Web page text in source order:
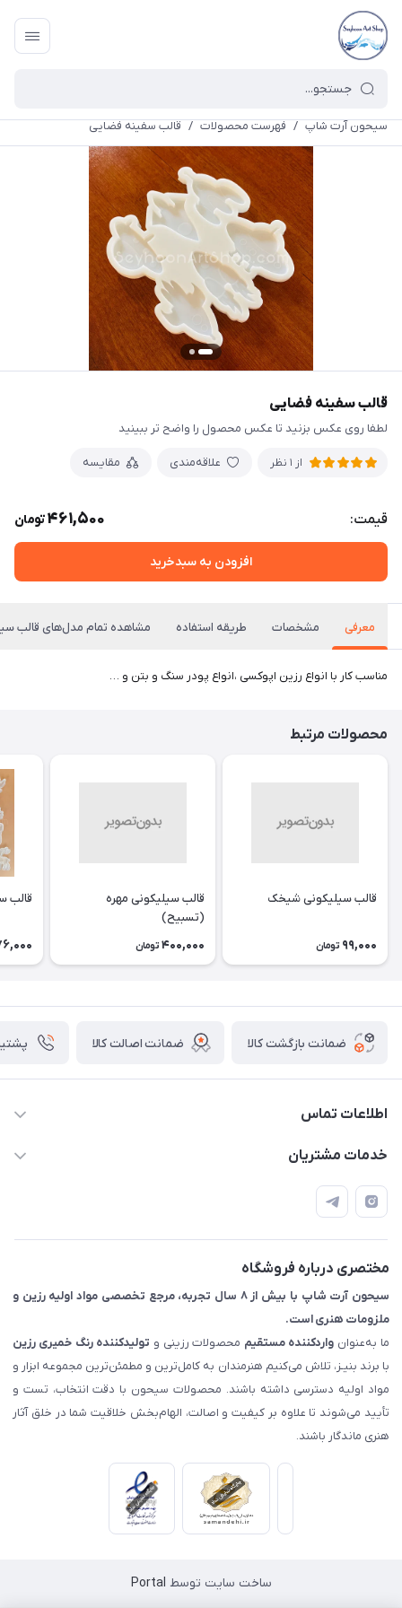
سیحون آرت شاپ / فهرست محصولات / قالب سفینه فضایی
قالب سفینه فضایی
لطفا روی عکس بزنید تا عکس محصول را واضح تر ببینید
از 1 نظر علاقه‌مندی مقایسه
قیمت: 461,500تومان
افزودن به سبدخرید
معرفی مشخصات طریقه استفاده مشاهده تمام مدل‌های قالب
مناسب کار با انواع رزین اپوکسی ،انواع پودر سنگ و بتن و …
محصولات مرتبط
قالب سیلیکونی شیخک
99,000 تومان
قالب سیلیکونی مهره
(تسبیح)
400,000 تومان
قالب
ضمانت بازگشت کالا ضمانت اصالت کالا
اطلاعات تماس
خدمات مشتریان
📝 قوانین و مقررات
📖 راهنما
مختصری درباره فروشگاه
سیحون آرت شاپ با بیش از ۸ سال تجربه، مرجع تخصصی مواد اولیه رزین و
ملزومات هنری است.
ما به‌عنوان واردکننده مستقیم محصولات رزینی و تولیدکننده رنگ خمیری رزین
با برند بنیـز، تلاش می‌کنیم هنرمندان به کامل‌ترین و مطمئن‌ترین مجموعه ابزار و
مواد اولیه دسترسی داشته باشند. محصولات سیحون با دقت انتخاب، تست و
تأیید می‌شوند تا علاوه بر کیفیت و اصالت، الهام‌بخش خلاقیت شما در خلق آثار
هنری ماندگار باشند.
ساخت سایت توسط Portal